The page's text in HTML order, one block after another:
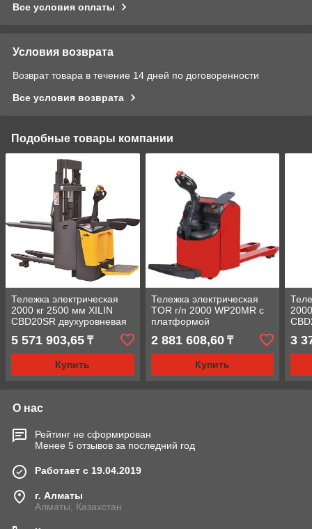
Все условия оплаты
Условия возврата
Возврат товара в течение 14 дней по договоренности
Все условия возврата
Подобные товары компании
Тележка электрическая
2000 кг 2500 мм XILIN
CBD20SR двухуровневая
5 571 903,65 ₸
Купить
Тележка электрическая
TOR г/п 2000 WP20MR с
платформой
2 881 608,60₸
Купить
3
О нас
Рейтинг не сформирован
Менее 5 отзывов за последний год
Работает с 19.04.2019
г. Алматы
Алматы, Казахстан